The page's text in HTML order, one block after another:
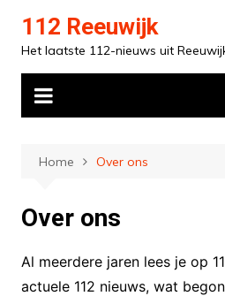
inhoud
112 Reeuwijk
Het laatste 112-nieuws uit
Home Over ons
Over ons
Al meerdere jaren lees je op
actuele 112 nieuws, wat